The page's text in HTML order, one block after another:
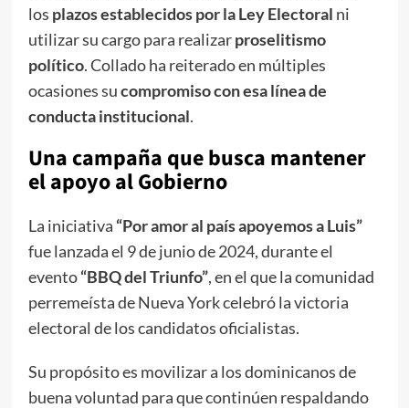
los plazos establecidos por la Ley Electoral ni
utilizar su cargo para realizarproselitismo
político. Collado ha reiterado en múltiples
ocasiones sucompromiso con esa línea de
conducta institucional.
Una campaña que busca mantener
el apoyo al Gobierno
La iniciativa “Por amor al país apoyemos a Luis”
fue lanzada el 9 de junio de 2024, durante el
evento“BBQ del Triunfo”, en el que la comunidad
perremeísta de Nueva York celebró la victoria
electoral de los candidatos oficialistas.
Su propósito es movilizar a los dominicanos de
buena voluntad para que continúen respaldando